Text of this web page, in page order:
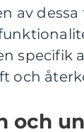
av
specifik
och
och